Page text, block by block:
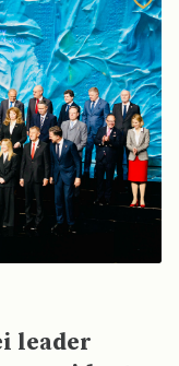
leader